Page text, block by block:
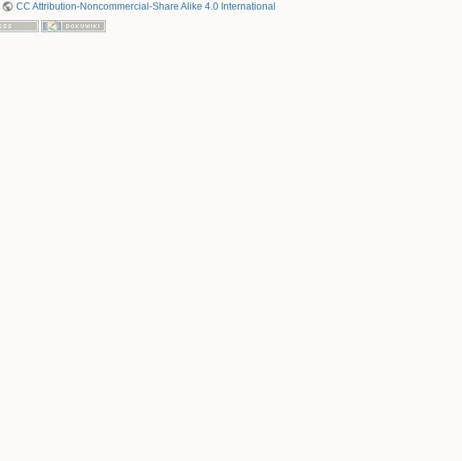
CC Attribution-Noncommercial-Share Alike 4.0 International